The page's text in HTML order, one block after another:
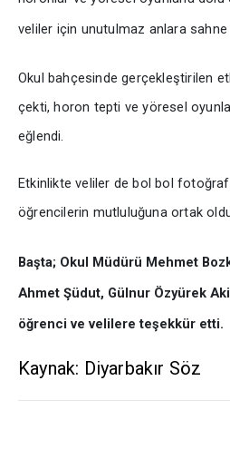
veliler için unutulmaz anlara sahne
Okul bahçesinde gerçekleştirilen
çekti, horon tepti ve yöresel
eğlendi.
Etkinlikte veliler de bol bol
öğrencilerin mutluluğuna ortak
Başta; Okul Müdürü Mehmet
Ahmet Şüdut, Gülnur Özyürek
öğrenci ve velilere teşekkür etti.
Kaynak: Diyarbakır Söz